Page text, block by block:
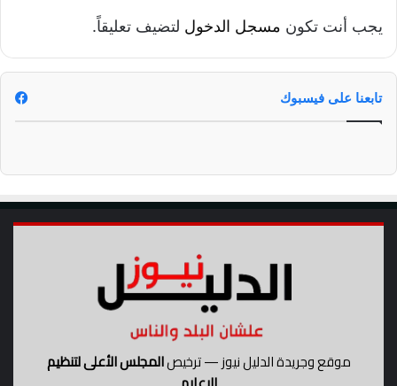
يجب أنت تكون مسجل الدخول لتضيف تعليقاً.
تابعنا على فيسبوك
موقع وجريدة الدليل نيوز — ترخيصالمجلس الأعلى لتنظيم